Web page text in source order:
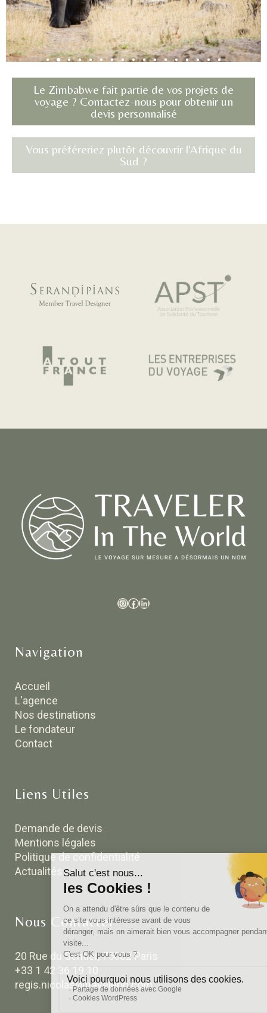
Le Zimbabwe fait partie de vos projets de
voyage ? Contactez-nous pour obtenir un
devis personnalisé
Vous préféreriez plutôt découvrir l'Afrique du
Sud ?
Navigation
Accueil
L'agence
Nos destinations
Le fondateur
Contact
Liens Utiles
Demande de devis
Mentions légales
Politique de confidentialité
Actualités
Nous Contacter
20 Rue du Sentier, 75002 Paris
+33 1 42 36 19 10
regis.nicolas@travelerin.com